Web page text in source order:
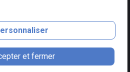
Plan du site
légales
de confidentialité
et fermer